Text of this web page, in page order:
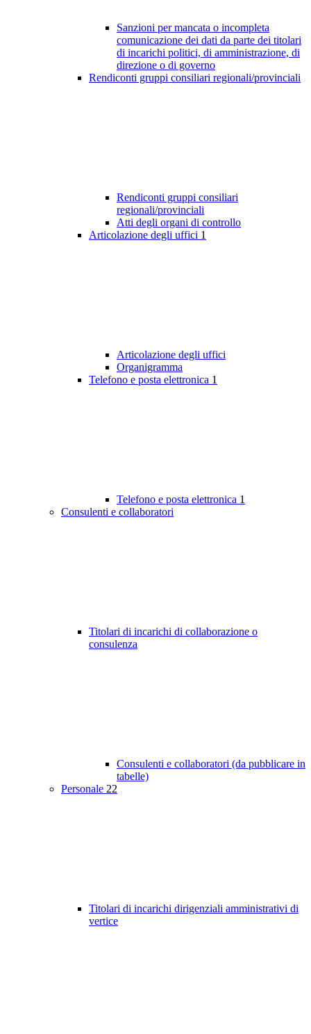
Sanzioni per mancata o incompleta
comunicazione dei dati da parte dei titolari
di incarichi politici, di amministrazione, di
direzione o di governo
Rendiconti gruppi consiliari regionali/provinciali
Rendiconti gruppi consiliari
regionali/provinciali
Atti degli organi di controllo
Articolazione degli uffici 1
Articolazione degli uffici
Organigramma
Telefono e posta elettronica 1
Telefono e posta elettronica 1
Consulenti e collaboratori
Titolari di incarichi di collaborazione o
consulenza
Consulenti e collaboratori (da pubblicare in
tabelle)
Personale 22
Titolari di incarichi dirigenziali amministrativi di
vertice